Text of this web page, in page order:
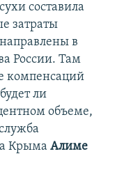
составила
затраты
в
России. Там
компенсаций
ли
объеме,
Крыма Алиме